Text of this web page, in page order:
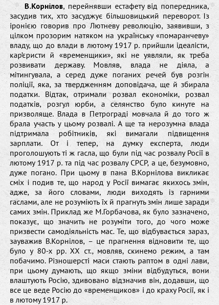
В.Корнілов, перейнявши естафету від попередника,
засудив тих, хто засуджує більшовицький переворот. Із
іронією говорив про Лютневу революцію, заявивши, з
цілком прозорим натяком на українську «помаранчеву»
владу, що до влади в лютому 1917 р. прийшли ідеалісти,
кар’єристи й «временщики», які не уявляли, як треба
розвивати державу. Мовляв, влада не діяла, а
мітингувала, а серед дуже поганих речей був розгін
поліції, яка, за твердженням доповідача, ще й збирала
податки. Відтак, отримали розвал економіки, розвал
податків, розгул юрби, а селянство було кинуте на
призволяще. Влада в Петрограді мовчала й до того ж
брала участь у цьому розвалі. А ще та нерозумна влада
підтримала робітників, які вимагали підвищення
зарплати. От і тепер, на думку експерта, люди
проголошують ті ж гасла, що були під час розвалу Росії в
лютому 1917 р. та під час розвалу СРСР, а це, безумовно,
дуже погано. При цьому в пана В.Корнілова викликає
сміх і подив те, що народ у Росії вимагає якихось змін,
адже, за його словами, люди виходять із гарними
гаслами, але не розуміють їх й прагнуть змін лише заради
самих змін. Приклад же М.Горбачова, як було зазначено,
показує, що значить не розуміти того, до чого може
призвести самодіяльність мас. Те, що відбувається зараз,
зауважив В.Корнілов, – це прагнення відновити те, що
було у 80-х рр. ХХ ст., мовляв, скинемо режим, а там
побачимо. Різношерсті маси стають раптом в одні лави,
при цьому думають, що якщо зміни відбудуться, вони
влаштують Росію, здивовано відзначив він, додавши, що
все це веде Росію до «временщиков» і до краху Росії, як і
в лютому 1917 р.